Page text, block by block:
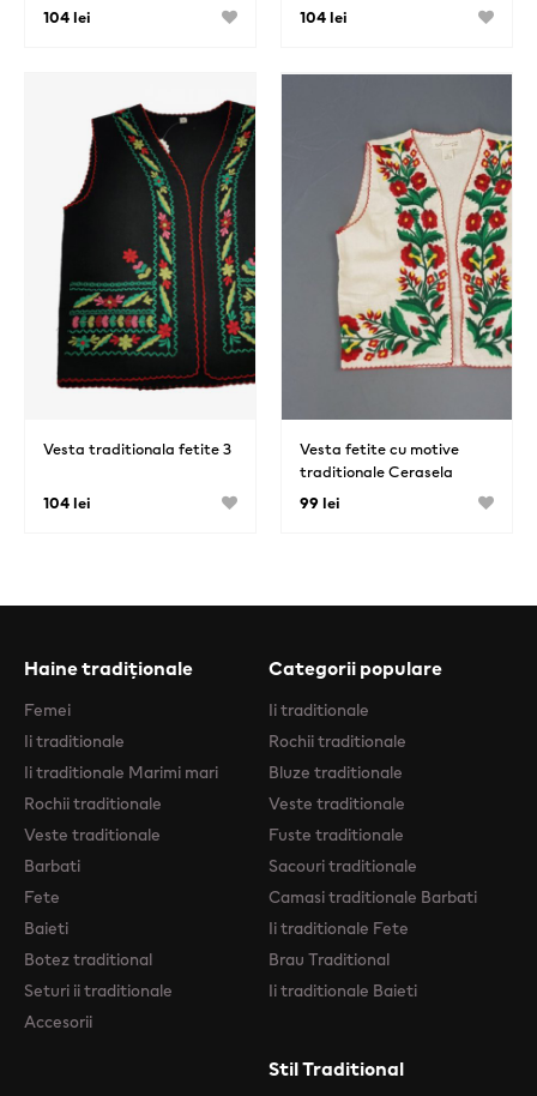
104 lei
104 lei
Vesta traditionala fetite 3
104 lei
Vesta fetite cu motive
traditionale Cerasela
99 lei
Haine tradiționale
Femei
Ii traditionale
Ii traditionale Marimi mari
Rochii traditionale
Veste traditionale
Barbati
Fete
Baieti
Botez traditional
Seturi ii traditionale
Accesorii
Categorii populare
Ii traditionale
Rochii traditionale
Bluze traditionale
Veste traditionale
Fuste traditionale
Sacouri traditionale
Camasi traditionale Barbati
Ii traditionale Fete
Brau Traditional
Ii traditionale Baieti
Stil Traditional